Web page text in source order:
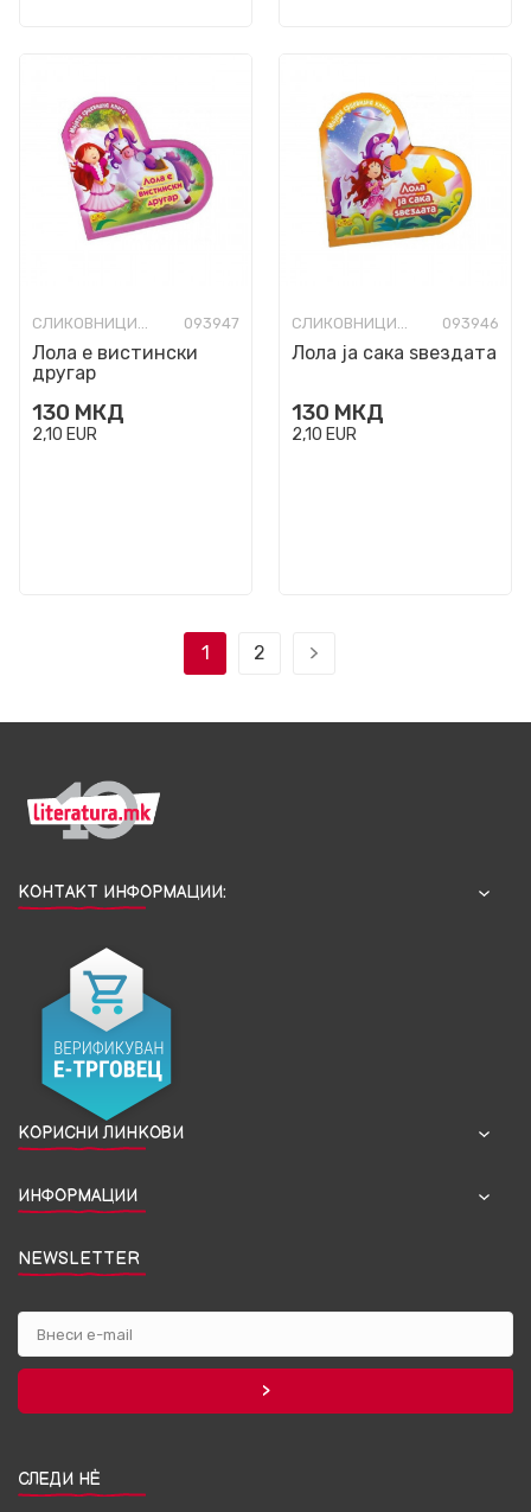
СЛИКОВНИЦИ СО ТВРДИ СТРАНИЦИ 093947
Лола е вистински
другар
130 МКД
2,10 EUR
СЛИКОВНИЦИ СО ТВРДИ СТРАНИЦИ 093946
Лола ја сака ѕвездата
130 МКД
2,10 EUR
1 2
КОНТАКТ ИНФОРМАЦИИ:
КОРИСНИ ЛИНКОВИ
ИНФОРМАЦИИ
NEWSLETTER
СЛЕДИ НЀ